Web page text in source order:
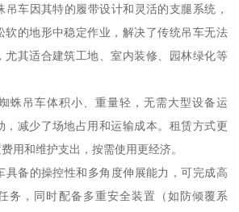
吊车因其特的履带设计和灵活的支腿系统，
软的地形中稳定作业，解决了传统吊车无法
尤其适合建筑工地、室内装修、园林绿化等
蛛吊车体积小、重量轻，无需大型设备运
，减少了场地占用和运输成本。租赁方式更
用和维护支出，按需使用更经济。
具备的操控性和多角度伸展能力，可完成高
务，同时配备多重安全装置（如防倾覆系